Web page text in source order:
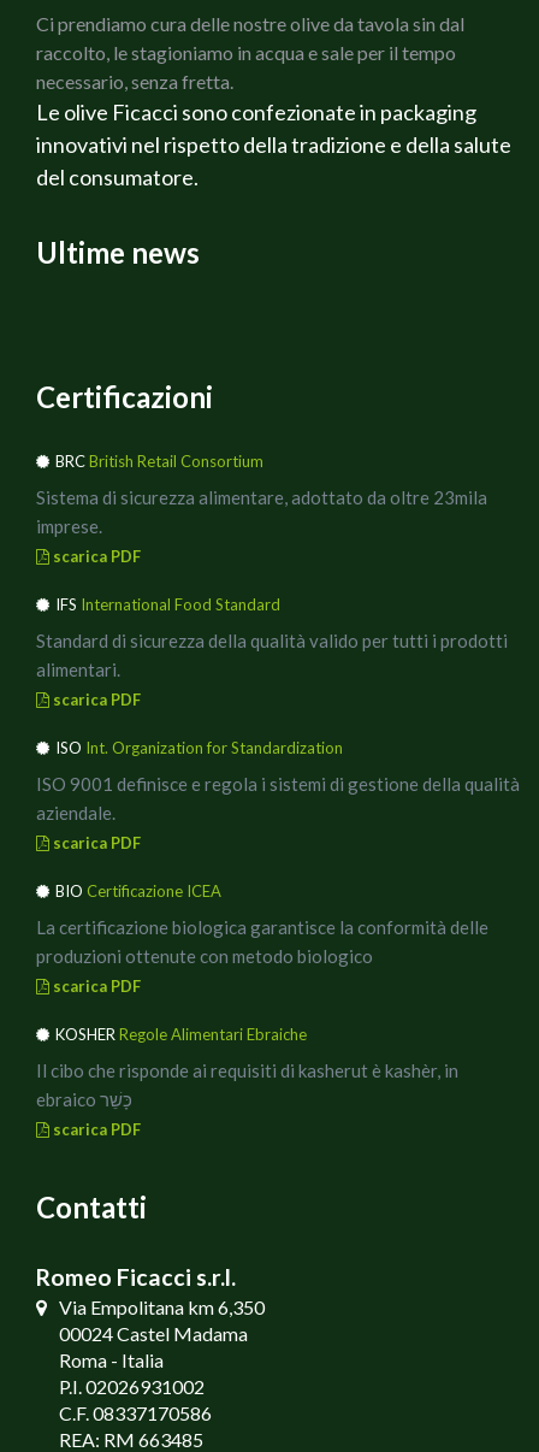
sobbollire la polenta.
Rigirarla spesso intensificando la frequenza man
mano che inizierà ad addensarsi.
La polenta sarà pronta in 40 minuti circa.
Rovesciarla su un tagliere di legno per farla
rassodare e dopo 5 minuti tagliarla a quadrettoni.
brie e 1 cucchiaio di olive verdi Cerignola (queste
far sciogliere il formaggio (circa 5 minuti).
aggiungendo dei semini di chia.
Ci prendiamo cura delle nostre olive da tavola sin dal
raccolto, le stagioniamo in acqua e sale per il tempo
necessario, senza fretta.
Le olive Ficacci sono confezionate in packaging
innovativi nel rispetto della tradizione e della salute
del consumatore.
Ultime news
Certificazioni
BRCBritish Retail Consortium
Sistema di sicurezza alimentare, adottato da oltre 23mila
imprese.
scarica PDF
IFS International Food Standard
Standard di sicurezza della qualità valido per tutti i prodotti
alimentari.
scarica PDF
ISO Int. Organization for Standardization
ISO 9001 definisce e regola i sistemi di gestione della qualità
aziendale.
scarica PDF
BIO Certificazione ICEA
La certificazione biologica garantisce la conformità delle
produzioni ottenute con metodo biologico
scarica PDF
KOSHER Regole Alimentari Ebraiche
Il cibo che risponde ai requisiti di kasherut è kashèr, in
ebraico כָּשֵׁר
scarica PDF
Contatti
Romeo Ficacci s.r.l.
Via Empolitana km 6,350
00024 Castel Madama
Roma - Italia
P.I. 02026931002
C.F. 08337170586
REA: RM 663485